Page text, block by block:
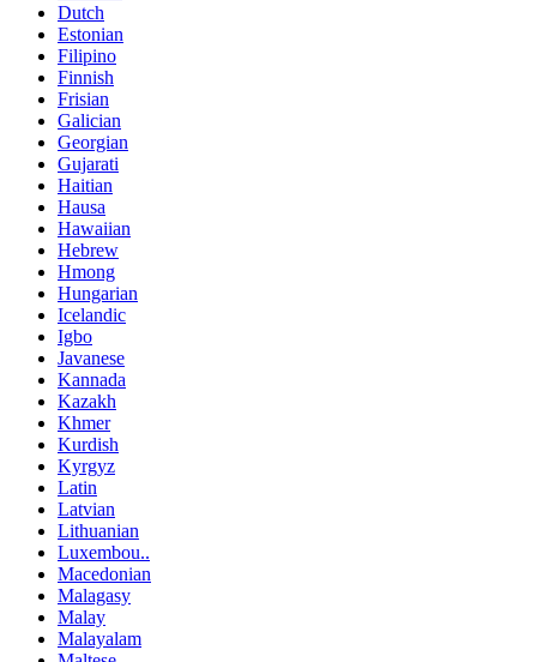
Dutch
Estonian
Filipino
Finnish
Frisian
Galician
Georgian
Gujarati
Haitian
Hausa
Hawaiian
Hebrew
Hmong
Hungarian
Icelandic
Igbo
Javanese
Kannada
Kazakh
Khmer
Kurdish
Kyrgyz
Latin
Latvian
Lithuanian
Luxembou..
Macedonian
Malagasy
Malay
Malayalam